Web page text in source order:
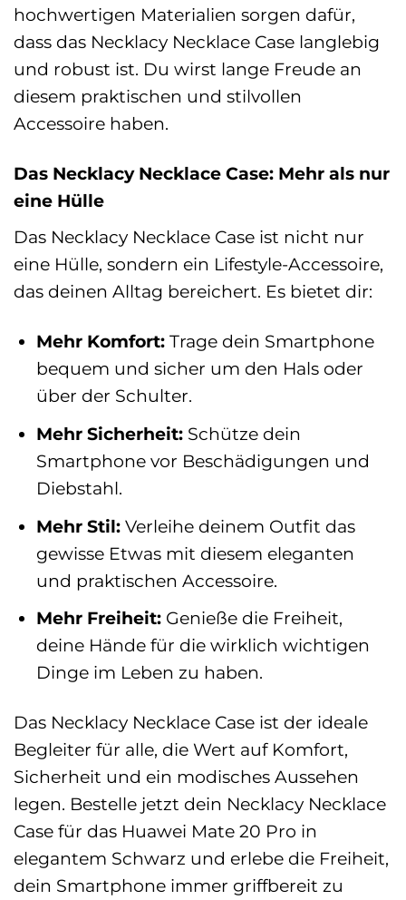
hochwertigen Materialien sorgen dafür,
dass das Necklacy Necklace Case langlebig
und robust ist. Du wirst lange Freude an
diesem praktischen und stilvollen
Accessoire haben.
Das Necklacy Necklace Case: Mehr als nur
eine Hülle
Das Necklacy Necklace Case ist nicht nur
eine Hülle, sondern ein Lifestyle-Accessoire,
das deinen Alltag bereichert. Es bietet dir:
Mehr Komfort: Trage dein Smartphone
bequem und sicher um den Hals oder
über der Schulter.
Mehr Sicherheit: Schütze dein
Smartphone vor Beschädigungen und
Diebstahl.
Mehr Stil: Verleihe deinem Outfit das
gewisse Etwas mit diesem eleganten
und praktischen Accessoire.
Mehr Freiheit: Genieße die Freiheit,
deine Hände für die wirklich wichtigen
Dinge im Leben zu haben.
Das Necklacy Necklace Case ist der ideale
Begleiter für alle, die Wert auf Komfort,
Sicherheit und ein modisches Aussehen
legen. Bestelle jetzt dein Necklacy Necklace
Case für das Huawei Mate 20 Pro in
elegantem Schwarz und erlebe die Freiheit,
dein Smartphone immer griffbereit zu